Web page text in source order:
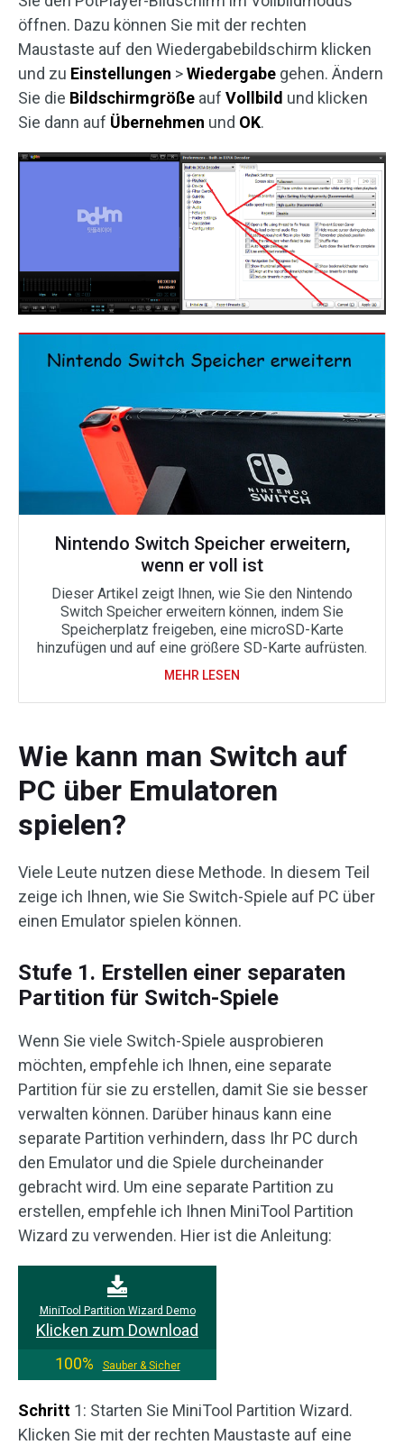
öffnen. Dazu können Sie mit der rechten
Maustaste auf den Wiedergabebildschirm klicken
und zu Einstellungen >Wiedergabe gehen. Ändern
Sie die Bildschirmgröße auf Vollbild und klicken
Sie dann auf Übernehmen und OK.
Nintendo Switch Speicher erweitern,
wenn er voll ist
Dieser Artikel zeigt Ihnen, wie Sie den Nintendo
Switch Speicher erweitern können, indem Sie
Speicherplatz freigeben, eine microSD-Karte
hinzufügen und auf eine größere SD-Karte aufrüsten.
MEHR LESEN
Wie kann man Switch auf
PC über Emulatoren
spielen?
Viele Leute nutzen diese Methode. In diesem Teil
zeige ich Ihnen, wie Sie Switch-Spiele auf PC über
einen Emulator spielen können.
Stufe 1. Erstellen einer separaten
Partition für Switch-Spiele
Wenn Sie viele Switch-Spiele ausprobieren
möchten, empfehle ich Ihnen, eine separate
Partition für sie zu erstellen, damit Sie sie besser
verwalten können. Darüber hinaus kann eine
separate Partition verhindern, dass Ihr PC durch
den Emulator und die Spiele durcheinander
gebracht wird. Um eine separate Partition zu
erstellen, empfehle ich Ihnen MiniTool Partition
Wizard zu verwenden. Hier ist die Anleitung:
MiniTool Partition Wizard Demo
Klicken zum Download
100%
Sauber & Sicher
Schritt 1: Starten Sie MiniTool Partition Wizard.
Klicken Sie mit der rechten Maustaste auf eine